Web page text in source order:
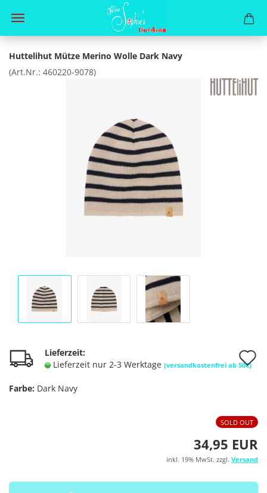
Huttelihut Mütze Merino Wolle Dark Navy
(Art.Nr.: 460220-9078)
Lieferzeit:
Lieferzeit nur 2-3 Werktage (versandkostenfrei ab 50€)
Farbe: Dark Navy
SOLD OUT
34,95 EUR
inkl. 19% MwSt. zzgl. Versand